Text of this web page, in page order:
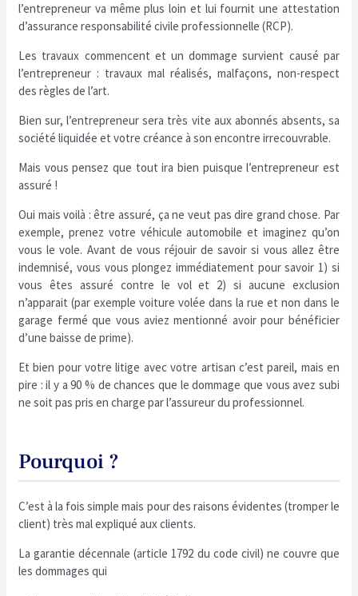
l’entrepreneur va même plus loin et lui fournit une attestation
d’assurance responsabilité civile professionnelle (RCP).
Les travaux commencent et un dommage survient causé par
l’entrepreneur : travaux mal réalisés, malfaçons, non-respect
des règles de l’art.
Bien sur, l’entrepreneur sera très vite aux abonnés absents, sa
société liquidée et votre créance à son encontre irrecouvrable.
Mais vous pensez que tout ira bien puisque l’entrepreneur est
assuré !
Oui mais voilà : être assuré, ça ne veut pas dire grand chose. Par
exemple, prenez votre véhicule automobile et imaginez qu’on
vous le vole. Avant de vous réjouir de savoir si vous allez être
indemnisé, vous vous plongez immédiatement pour savoir 1) si
vous êtes assuré contre le vol et 2) si aucune exclusion
n’apparait (par exemple voiture volée dans la rue et non dans le
garage fermé que vous aviez mentionné avoir pour bénéficier
d’une baisse de prime).
Et bien pour votre litige avec votre artisan c’est pareil, mais en
pire : il y a 90 % de chances que le dommage que vous avez subi
ne soit pas pris en charge par l’assureur du professionnel.
Pourquoi ?
C’est à la fois simple mais pour des raisons évidentes (tromper le
client) très mal expliqué aux clients.
La garantie décennale (article 1792 du code civil) ne couvre que
les dommages qui